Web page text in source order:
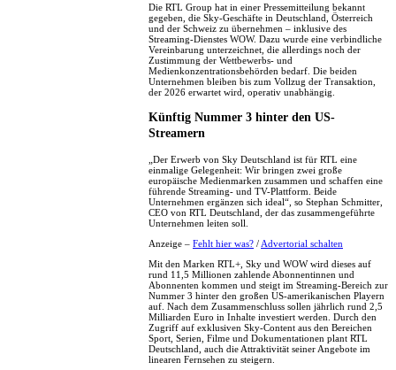
Die RTL Group hat in einer Pressemitteilung bekannt
gegeben, die Sky-Geschäfte in Deutschland, Österreich
und der Schweiz zu übernehmen – inklusive des
Streaming-Dienstes WOW. Dazu wurde eine verbindliche
Vereinbarung unterzeichnet, die allerdings noch der
Zustimmung der Wettbewerbs- und
Medienkonzentrationsbehörden bedarf. Die beiden
Unternehmen bleiben bis zum Vollzug der Transaktion,
der 2026 erwartet wird, operativ unabhängig.
Künftig Nummer 3 hinter den US-
Streamern
„Der Erwerb von Sky Deutschland ist für RTL eine
einmalige Gelegenheit: Wir bringen zwei große
europäische Medienmarken zusammen und schaffen eine
führende Streaming- und TV-Plattform. Beide
Unternehmen ergänzen sich ideal“, so Stephan Schmitter,
CEO von RTL Deutschland, der das zusammengeführte
Unternehmen leiten soll.
Anzeige – Fehlt hier was? / Advertorial schalten
Mit den Marken RTL+, Sky und WOW wird dieses auf
rund 11,5 Millionen zahlende Abonnentinnen und
Abonnenten kommen und steigt im Streaming-Bereich zur
Nummer 3 hinter den großen US-amerikanischen Playern
auf. Nach dem Zusammenschluss sollen jährlich rund 2,5
Milliarden Euro in Inhalte investiert werden. Durch den
Zugriff auf exklusiven Sky-Content aus den Bereichen
Sport, Serien, Filme und Dokumentationen plant RTL
Deutschland, auch die Attraktivität seiner Angebote im
linearen Fernsehen zu steigern.